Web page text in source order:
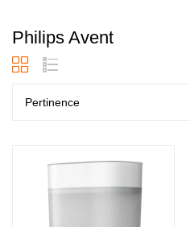
Philips Avent
Pertinence